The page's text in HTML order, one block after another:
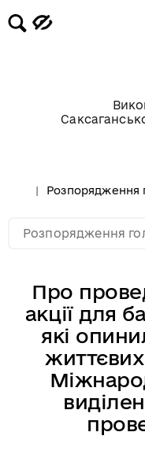
Розпорядження
Про
акції для
які
Розпорядження